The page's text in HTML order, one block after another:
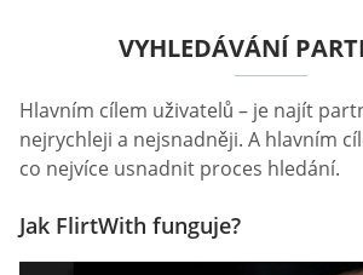
VYHLEDÁVÁNÍ
Hlavním cílem uživatelů – je najít
nejrychleji a nejsnadněji. A hlavním
co nejvíce usnadnit proces hledání.
Jak FlirtWith funguje?